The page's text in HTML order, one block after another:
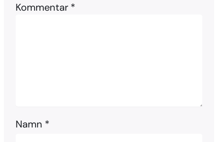
Kommentar *
Namn *